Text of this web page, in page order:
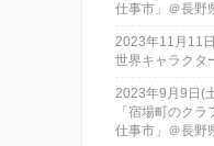
仕事市」＠長野
2023年11月11
世界キャラクタ
2023年9月9日(
「宿場町のク
仕事市」＠長野